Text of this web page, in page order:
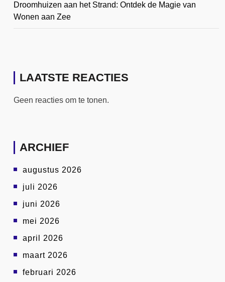
Droomhuizen aan het Strand: Ontdek de Magie van
Wonen aan Zee
LAATSTE REACTIES
Geen reacties om te tonen.
ARCHIEF
augustus 2026
juli 2026
juni 2026
mei 2026
april 2026
maart 2026
februari 2026